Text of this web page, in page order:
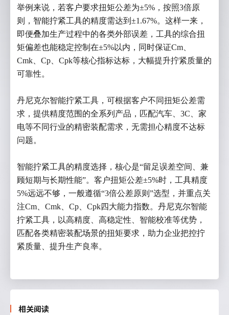
举例来说，若客户要求扭矩公差为±5%，按照3倍原
则，智能拧紧工具的精度需达到±1.67%。这样一来，
即便叠加生产过程中的各类外部误差，工具的综合扭
矩偏差也能稳定控制在±5%以内，同时保证Cm、
Cmk、Cp、Cpk等核心指标达标，大幅提升拧紧质量的
可靠性。
丹尼克尔智能拧紧工具，可根据客户不同扭矩公差需
求，提供精度范围的全系列产品，匹配汽车、3C、家
电等不同行业的精密装配需求，无需担心精度不达标
问题。
智能拧紧工具的精度选择，核心是“留足误差空间、兼
顾短期与长期性能”。客户扭矩公差±5%时，工具精度
5%远远不够，一般遵循“3倍公差原则”选型，并重点关
注Cm、Cmk、Cp、Cpk四大能力指数。丹尼克尔智能
拧紧工具，以高精度、高稳定性、智能校准等优势，
匹配各类精密装配场景的扭矩要求，助力企业把控拧
紧质量、提升生产良率。
相关阅读